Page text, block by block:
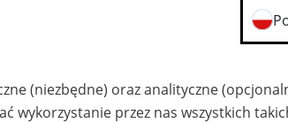
siebie: Aktywni 50+
Szkolenia
(niezbędne) oraz analityczne
wykorzystanie przez nas wszystkich